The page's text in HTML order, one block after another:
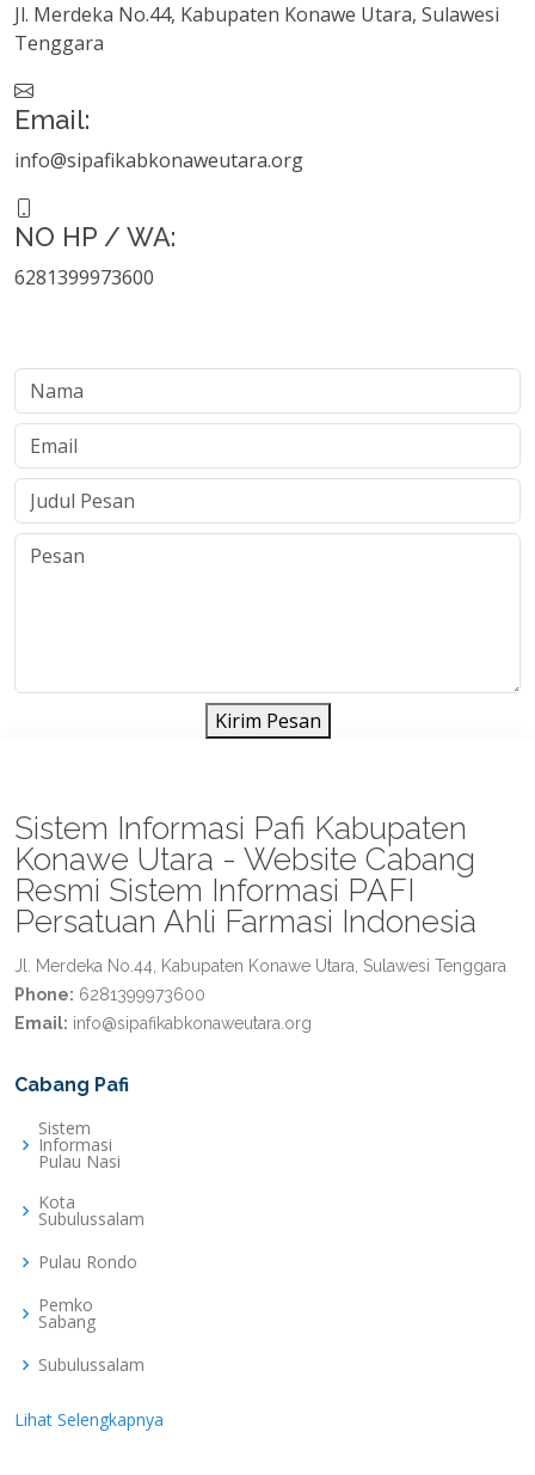
Jl. Merdeka No.44, Kabupaten Konawe Utara, Sulawesi
Tenggara
Email:
info@sipafikabkonaweutara.org
NO HP / WA:
6281399973600
Kirim Pesan
Sistem Informasi Pafi Kabupaten
Konawe Utara - Website Cabang
Resmi Sistem Informasi PAFI
Persatuan Ahli Farmasi Indonesia
Jl. Merdeka No.44, Kabupaten Konawe Utara, Sulawesi Tenggara
Phone: 6281399973600
Email: info@sipafikabkonaweutara.org
Cabang Pafi
Sistem
Informasi
Pulau Nasi
Kota
Subulussalam
Pulau Rondo
Pemko
Sabang
Subulussalam
Lihat Selengkapnya